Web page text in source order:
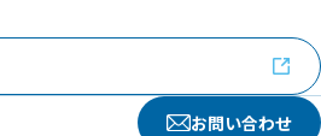
お問い合わせ